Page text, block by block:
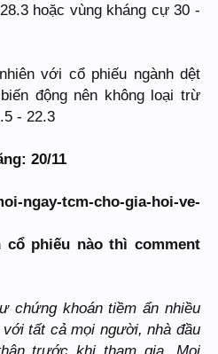
hoặc vùng kháng cự 30 -
với cổ phiếu ngành dệt
động nên không loại trừ
- 22.3
20/11
phiếu nào thì comment
chứng khoán tiềm ẩn nhiều
tất cả mọi người, nhà đầu
trước khi tham gia. Mọi